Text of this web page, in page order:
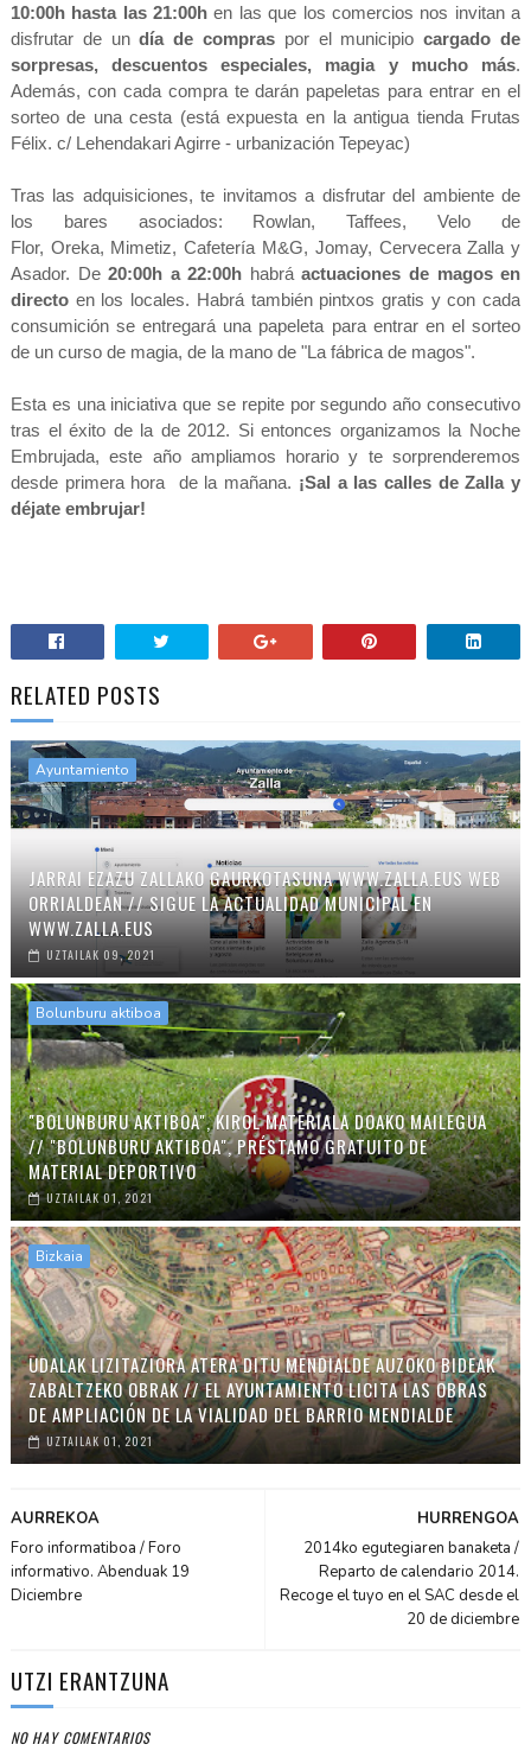
10:00h hasta las 21:00hen las que los comercios nos invitan a
disfrutar de undía de compras por el municipiocargado de
sorpresas, descuentos especiales, magia y mucho más.
Además, con cada compra te darán papeletas para entrar en el
sorteo de una cesta (está expuesta en la antigua tienda Frutas
Félix. c/ Lehendakari Agirre - urbanización Tepeyac)
Tras las adquisiciones, te invitamos a disfrutar del ambiente de
los bares asociados: Rowlan,Taffees,Velo de
Flor, Oreka, Mimetiz,Cafetería M&G, Jomay, Cervecera Zalla y
Asador. De20:00h a 22:00h habráactuaciones de magos en
directo en los locales. Habrá también pintxos gratis y con cada
consumición se entregará una papeleta para entrar en el sorteo
de un curso de magia, de la mano de "La fábrica de magos".
Esta es una iniciativa que se repite por segundo año consecutivo
tras el éxito de la de 2012. Si entonces organizamos la Noche
Embrujada, este año ampliamos horario y te sorprenderemos
desde primera hora de la mañana. ¡Sal a las calles de Zalla y
déjate embrujar!
RELATED POSTS
Ayuntamiento
JARRAI EZAZU ZALLAKO GAURKOTASUNA WWW.ZALLA.EUS WEB
ORRIALDEAN // SIGUE LA ACTUALIDAD MUNICIPAL EN
WWW.ZALLA.EUS
UZTAILAK 09, 2021
Bolunburu aktiboa
"BOLUNBURU AKTIBOA", KIROL MATERIALA DOAKO MAILEGUA
// "BOLUNBURU AKTIBOA", PRÉSTAMO GRATUITO DE
MATERIAL DEPORTIVO
UZTAILAK 01, 2021
Bizkaia
UDALAK LIZITAZIORA ATERA DITU MENDIALDE AUZOKO BIDEAK
ZABALTZEKO OBRAK // EL AYUNTAMIENTO LICITA LAS OBRAS
DE AMPLIACIÓN DE LA VIALIDAD DEL BARRIO MENDIALDE
UZTAILAK 01, 2021
HURRENGOA
2014ko egutegiaren banaketa /
Reparto de calendario 2014.
Recoge el tuyo en el SAC desde el
20 de diciembre
AURREKOA
Foro informatiboa / Foro
informativo. Abenduak 19
Diciembre
UTZI ERANTZUNA
NO HAY COMENTARIOS